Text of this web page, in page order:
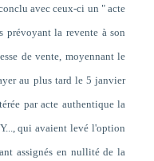
avec ceux-ci un " acte
prévoyant la revente à son
de vente, moyennant le
au plus tard le 5 janvier
par acte authentique la
qui avaient levé l'option
assignés en nullité de la